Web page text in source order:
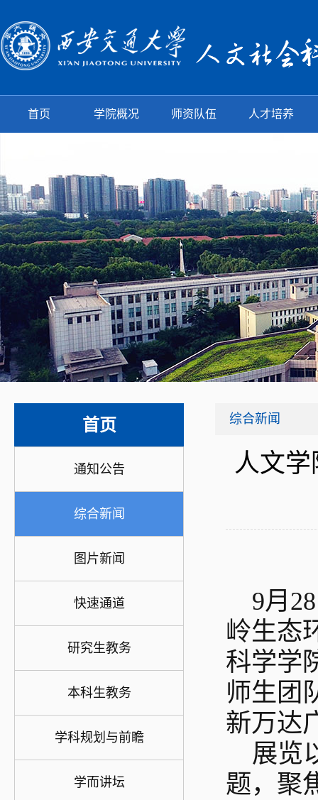
首页 学院概况 师资队伍 人才培养
首页
通知公告
综合新闻
图片新闻
快速通道
研究生教务
本科生教务
学科规划与前瞻
学而讲坛
综合新闻
人文学
9月
岭生态
科学学
师生团
新万达
展览
题，聚